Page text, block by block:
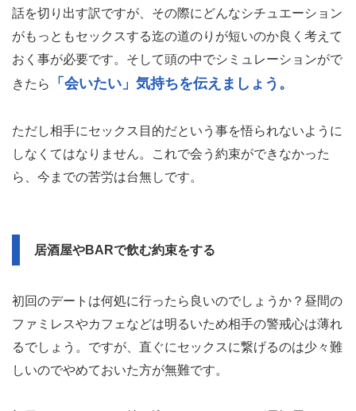
話を切り出す訳ですが、その際にどんなシチュエーション
がもっともセックスする迄の道のりが短いのか良く考えて
おく事が必要です。そして頭の中でシミュレーションがで
きたら
「会いたい」気持ちを伝えましょう。
ただし相手にセックス目的だという事を悟られないように
しなくてはなりません。これで会う約束ができなかった
ら、今までの苦労は台無しです。
居酒屋やBARで飲む約束をする
初回のデートは何処に行ったら良いのでしょうか？昼間の
ファミレスやカフェなどは明るいため相手の警戒心は薄れ
るでしょう。ですが、直ぐにセックスに繋げるのは少々難
しいのでやめておいた方が無難です。